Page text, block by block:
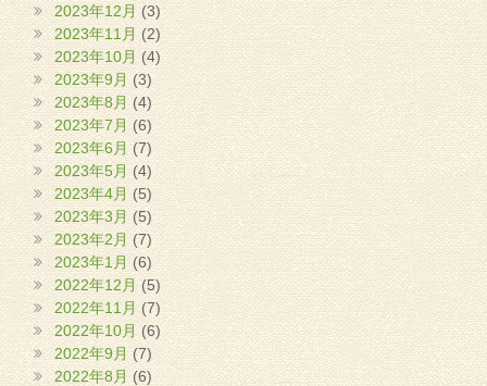
2023年12月 (3)
2023年11月 (2)
2023年10月 (4)
2023年9月 (3)
2023年8月(4)
2023年7月 (6)
2023年6月 (7)
2023年5月 (4)
2023年4月 (5)
2023年3月 (5)
2023年2月 (7)
2023年1月 (6)
2022年12月(5)
2022年11月 (7)
2022年10月 (6)
2022年9月 (7)
2022年8月 (6)